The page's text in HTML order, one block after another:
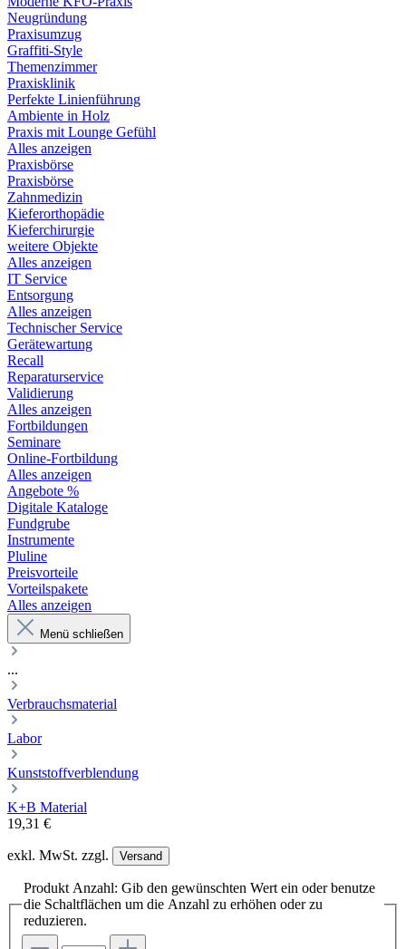
Neugründung
Praxisumzug
Graffiti-Style
Themenzimmer
Praxisklinik
Perfekte Linienführung
Ambiente in Holz
Praxis mit Lounge Gefühl
Alles anzeigen
Praxisbörse
Praxisbörse
Zahnmedizin
Kieferorthopädie
Kieferchirurgie
weitere Objekte
Alles anzeigen
IT Service
Entsorgung
Alles anzeigen
Technischer Service
Gerätewartung
Recall
Reparaturservice
Validierung
Alles anzeigen
Fortbildungen
Seminare
Online-Fortbildung
Alles anzeigen
Angebote %
Digitale Kataloge
Fundgrube
Instrumente
Pluline
Preisvorteile
Vorteilspakete
Alles anzeigen
Menü schließen
...
Verbrauchsmaterial
Labor
Kunststoffverblendung
K+B Material
19,31 €
exkl. MwSt. zzgl. Versand
Produkt Anzahl: Gib den gewünschten Wert ein oder benutze
die Schaltflächen um die Anzahl zu erhöhen oder zu
reduzieren.